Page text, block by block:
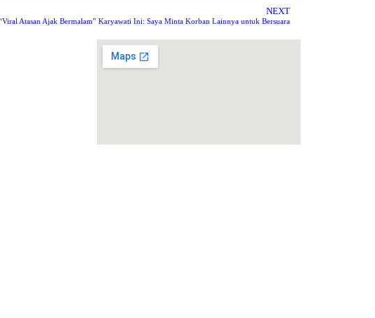
NEXT
Atasan Ajak Bermalam” Karyawati Ini: Saya Minta Korban Lainnya untuk Bersuara